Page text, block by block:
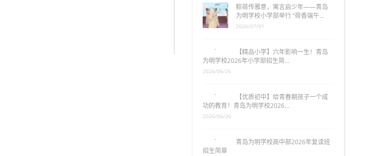
粽荷传雅意，寓言启少年——青岛
为明学校小学部举行 “荷香端午…
2026/07/01
【精品小学】六年影响一生！青岛
为明学校2026年小学部招生简…
2026/06/26
【优质初中】给青春期孩子一个成
功的教育！青岛为明学校2026…
青岛为明学校高中部2026年复读班
招生简章